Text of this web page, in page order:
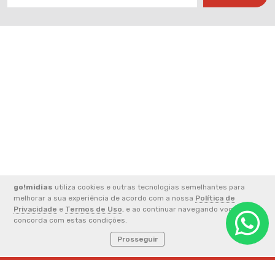
go!midias utiliza cookies e outras tecnologias semelhantes para
melhorar a sua experiência de acordo com a nossa Política de
Privacidade e Termos de Uso, e ao continuar navegando você
concorda com estas condições.
Prosseguir
2026 © CNPJ: 33.852.824/0001-49 - FERREIRA E ALVES
COMUNICACAO LTDA